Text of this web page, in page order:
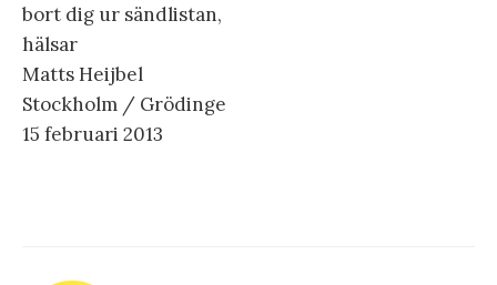
bort dig ur sändlistan,
hälsar
Matts Heijbel
Stockholm / Grödinge
15 februari 2013